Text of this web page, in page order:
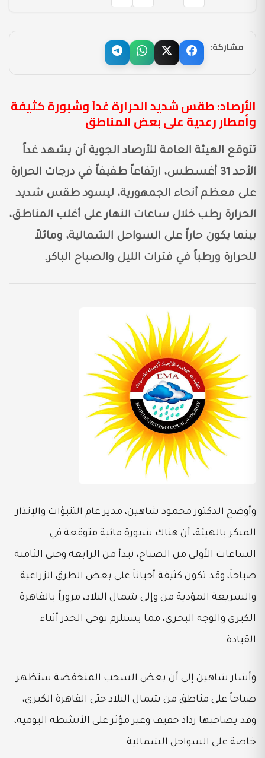
مشاركة:
الأرصاد: طقس شديد الحرارة غداً وشبورة كثيفة
وأمطار رعدية على بعض المناطق
تتوقع الهيئة العامة للأرصاد الجوية أن يشهد غداً
الأحد 31 أغسطس، ارتفاعاً طفيفاً في درجات الحرارة
على معظم أنحاء الجمهورية، ليسود طقس شديد
الحرارة رطب خلال ساعات النهار على أغلب المناطق،
بينما يكون حاراً على السواحل الشمالية، ومائلاً
للحرارة ورطباً في فترات الليل والصباح الباكر.
وأوضح الدكتور محمود شاهين، مدير عام التنبؤات والإنذار
المبكر بالهيئة، أن هناك شبورة مائية متوقعة في
الساعات الأولى من الصباح، تبدأ من الرابعة وحتى الثامنة
صباحاً، وقد تكون كثيفة أحياناً على بعض الطرق الزراعية
والسريعة المؤدية من وإلى شمال البلاد، مروراً بالقاهرة
الكبرى والوجه البحري، مما يستلزم توخي الحذر أثناء
القيادة.
وأشار شاهين إلى أن بعض السحب المنخفضة ستظهر
صباحاً على مناطق من شمال البلاد حتى القاهرة الكبرى،
وقد يصاحبها رذاذ خفيف وغير مؤثر على الأنشطة اليومية،
خاصة على السواحل الشمالية.